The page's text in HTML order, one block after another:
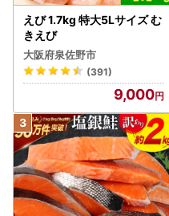
えび 1.7kg 特大5Lサイズ む
きえび
大阪府泉佐野市
(391)
9,000